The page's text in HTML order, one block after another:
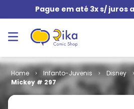
Pague em até 3x s/ juros
Infanto-Juvenis Disney
Mickey # 297